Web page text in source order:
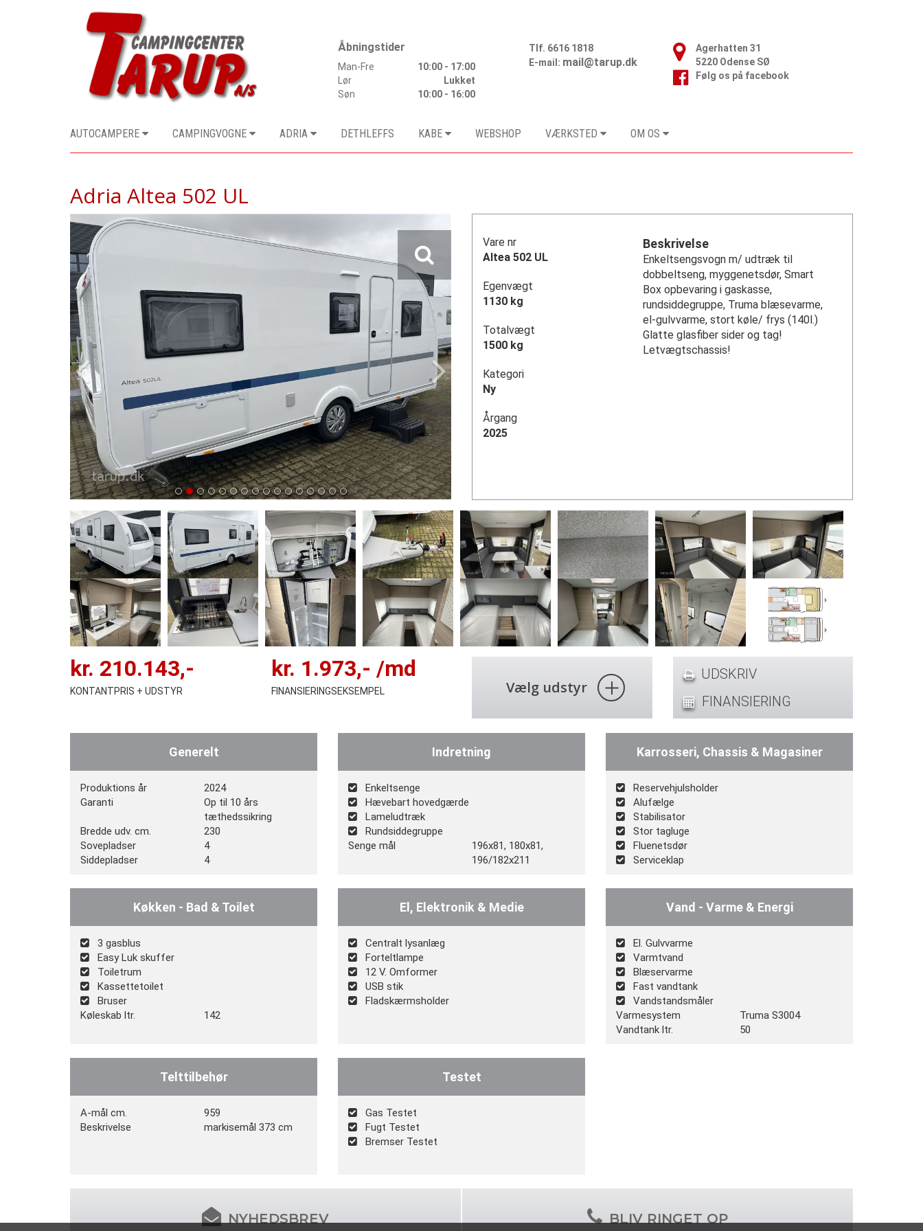
Åbningstider
Man-Fre
10:00 - 17:00
Lør
Lukket
Søn
10:00 - 16:00
Tlf. 6616 1818
E-mail: mail@tarup.dk
Agerhatten 31
5220 Odense SØ
Følg os på facebook
AUTOCAMPERE CAMPINGVOGNE ADRIA DETHLEFFS KABE WEBSHOP VÆRKSTED OM OS
Adria Altea 502 UL
Vare nr
Altea 502 UL
Egenvægt
1130 kg
Totalvægt
1500 kg
Kategori
Ny
Årgang
2025
Beskrivelse
Enkeltsengsvogn m/ udtræk til
dobbeltseng, myggenetsdør, Smart
Box opbevaring i gaskasse,
rundsiddegruppe, Truma blæsevarme,
el-gulvvarme, stort køle/ frys (140l.)
Glatte glasfiber sider og tag!
Letvægtschassis!
kr. 210.143,-
KONTANTPRIS + UDSTYR
kr. 1.973,- /md
FINANSIERINGSEKSEMPEL Vælg udstyr
UDSKRIV
FINANSIERING
Generelt
Produktions år
2024
Garanti
Op til 10 års
tæthedssikring
Bredde udv. cm.
230
Sovepladser
4
Siddepladser
4
Indretning
Enkeltsenge
Hævebart hovedgærde
Lameludtræk
Rundsiddegruppe
Senge mål
196x81, 180x81,
196/182x211
Karrosseri, Chassis & Magasiner
Reservehjulsholder
Alufælge
Stabilisator
Stor tagluge
Fluenetsdør
Serviceklap
Køkken - Bad & Toilet
3 gasblus
Easy Luk skuffer
Toiletrum
Kassettetoilet
Bruser
Køleskab ltr.
142
El, Elektronik & Medie
Centralt lysanlæg
Forteltlampe
12 V. Omformer
USB stik
Fladskærmsholder
Vand - Varme & Energi
El. Gulvvarme
Varmtvand
Blæservarme
Fast vandtank
Vandstandsmåler
Varmesystem
Truma S3004
Vandtank ltr.
50
Telttilbehør
A-mål cm.
959
Beskrivelse
markisemål 373 cm
Testet
Gas Testet
Fugt Testet
Bremser Testet
NYHEDSBREV BLIV RINGET OP